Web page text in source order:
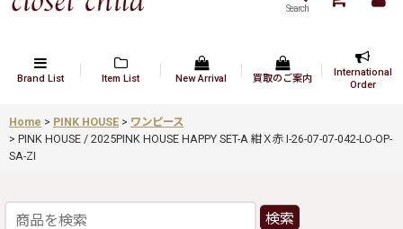
Search
Brand List Item List New Arrival 買取のご案内
International
Order
Home > PINK HOUSE > ワンピース
> PINK HOUSE / 2025PINK HOUSE HAPPY SET-A 紺Ｘ赤 I-26-07-07-042-LO-OP-
SA-ZI
検索